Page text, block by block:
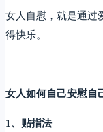
女人自慰，就是通过
得快乐。
女人如何自己安慰自
1、贴指法